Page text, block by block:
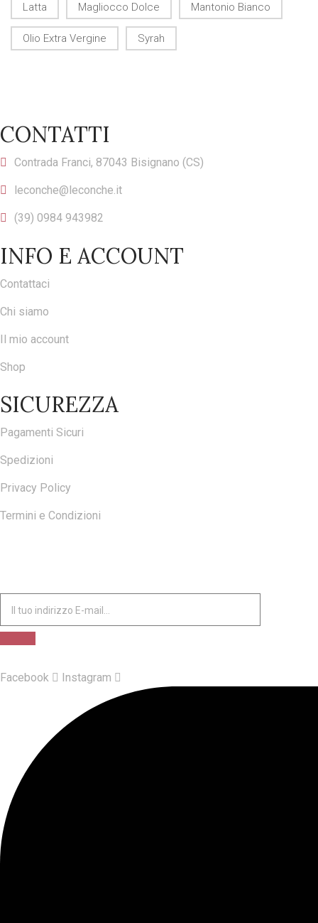
Latta Magliocco Dolce Mantonio Bianco
Olio Extra Vergine Syrah
CONTATTI
Contrada Franci, 87043 Bisignano (CS)
leconche@leconche.it
(39) 0984 943982
INFO E ACCOUNT
Contattaci
Chi siamo
Il mio account
Shop
SICUREZZA
Pagamenti Sicuri
Spedizioni
Privacy Policy
Termini e Condizioni
Facebook Instagram